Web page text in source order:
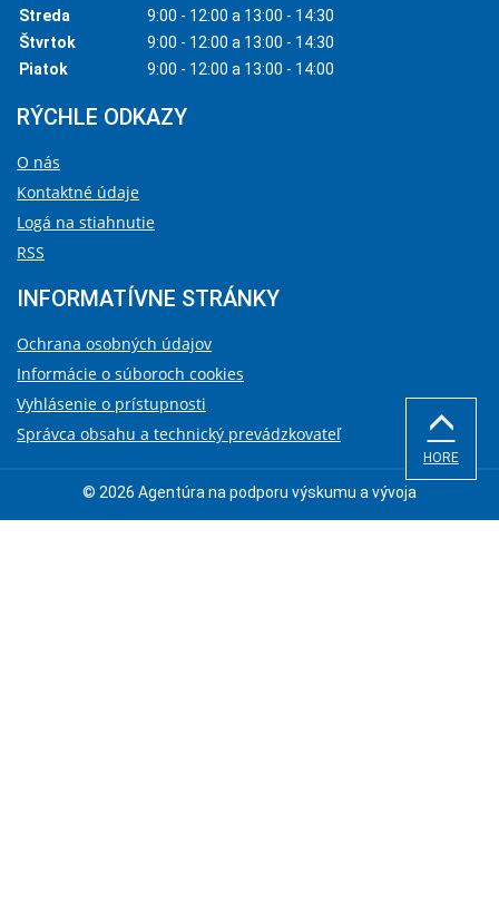
Streda
9:00 - 12:00 a 13:00 - 14:30
Štvrtok
9:00 - 12:00 a 13:00 - 14:30
Piatok
9:00 - 12:00 a 13:00 - 14:00
RÝCHLE ODKAZY
O nás
Kontaktné údaje
Logá na stiahnutie
RSS
INFORMATÍVNE STRÁNKY
Ochrana osobných údajov
Informácie o súboroch cookies
Vyhlásenie o prístupnosti
Správca obsahu a technický prevádzkovateľ
© 2026 Agentúra na podporu výskumu a vývoja
HORE